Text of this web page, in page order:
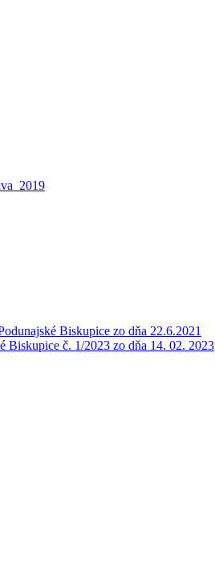
Biskupice zo dňa 22.6.2021
Biskupice č. 1/2023 zo dňa 14. 02. 2023